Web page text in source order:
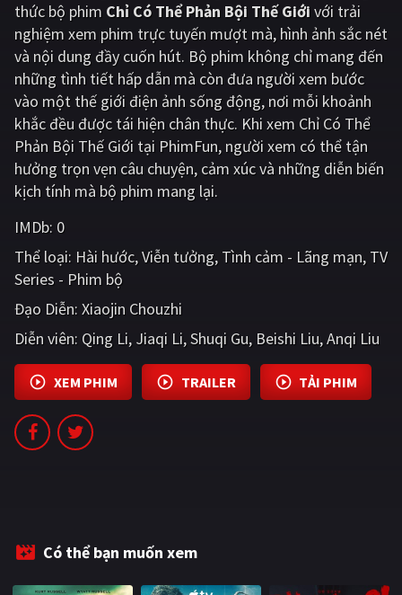
Bí ẩn Lịch sử
Viễn Tây Tiểu sử
GameShow DramaTV
QUỐC GIA
Âu - Mỹ Trung Quốc - Hồng Kông
Hàn Quốc
Ấn Độ Việt Nam
Tổng hợp
CẬP NHẬT
PHIM MỚI
PHIM BỘ
PHIM LẺ
BLOG
thức bộ phim Chỉ Có Thể Phản Bội Thế Giới với trải
nghiệm xem phim trực tuyến mượt mà, hình ảnh sắc nét
và nội dung đầy cuốn hút. Bộ phim không chỉ mang đến
những tình tiết hấp dẫn mà còn đưa người xem bước
vào một thế giới điện ảnh sống động, nơi mỗi khoảnh
khắc đều được tái hiện chân thực. Khi xem Chỉ Có Thể
Phản Bội Thế Giới tại PhimFun, người xem có thể tận
hưởng trọn vẹn câu chuyện, cảm xúc và những diễn biến
kịch tính mà bộ phim mang lại.
IMDb: 0
Thể loại: Hài hước Viễn tưởng Tình cảm - Lãng mạn TV
Series - Phim bộ
Đạo Diễn: Xiaojin Chouzhi
Diễn viên: Qing Li Jiaqi Li Shuqi Gu Beishi Liu Anqi Liu
XEM PHIM TRAILER TẢI PHIM
Có thể bạn muốn xem